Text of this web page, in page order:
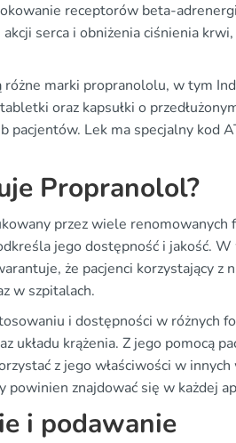
receptorów beta-
serca i obniżenia ciśnienia
marki propranololu, w tym
oraz kapsułki o
pacjentów. Lek ma specjalny kod
Propranolol?
przez wiele renomowanych
jego dostępność i jakość.
że pacjenci korzystający z
w szpitalach.
i dostępności w różnych
układu krążenia. Z jego pomocą
z jego właściwości w
znajdować się w każdej
i podawanie